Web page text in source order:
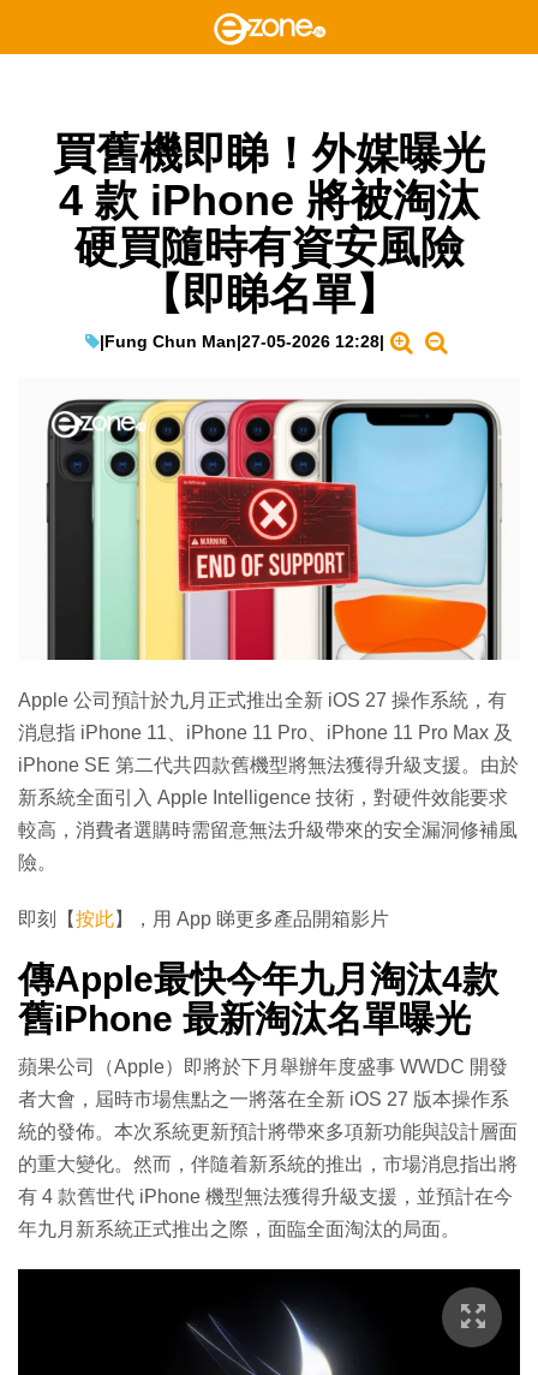
買舊機即睇！外媒曝光
4 款 iPhone 將被淘汰
硬買隨時有資安風險
【即睇名單】
|Fung Chun Man|27-05-2026 12:28|
Apple 公司預計於九月正式推出全新 iOS 27 操作系統，有
消息指 iPhone 11、iPhone 11 Pro、iPhone 11 Pro Max 及
iPhone SE 第二代共四款舊機型將無法獲得升級支援。由於
新系統全面引入 Apple Intelligence 技術，對硬件效能要求
較高，消費者選購時需留意無法升級帶來的安全漏洞修補風
險。
即刻【按此】，用 App 睇更多產品開箱影片
傳Apple最快今年九月淘汰4款
舊iPhone 最新淘汰名單曝光
蘋果公司（Apple）即將於下月舉辦年度盛事 WWDC 開發
者大會，屆時市場焦點之一將落在全新 iOS 27 版本操作系
統的發佈。本次系統更新預計將帶來多項新功能與設計層面
的重大變化。然而，伴隨着新系統的推出，市場消息指出將
有 4 款舊世代 iPhone 機型無法獲得升級支援，並預計在今
年九月新系統正式推出之際，面臨全面淘汰的局面。